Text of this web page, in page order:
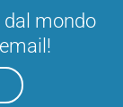
dal mondo